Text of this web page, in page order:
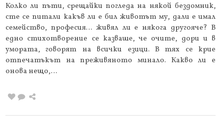
Колко ли пъти, срещайки погледа на някой бездомник,
сте се питали какъв ли е бил животът му, дали е имал
семейство, професия… живял ли е някога другояче? В
едно стихотворение се казваше, че очите, дори и в
умората, говорят на всички езици. В тях се крие
отпечатъкът на преживяното минало. Какво ли е
онова нещо,…